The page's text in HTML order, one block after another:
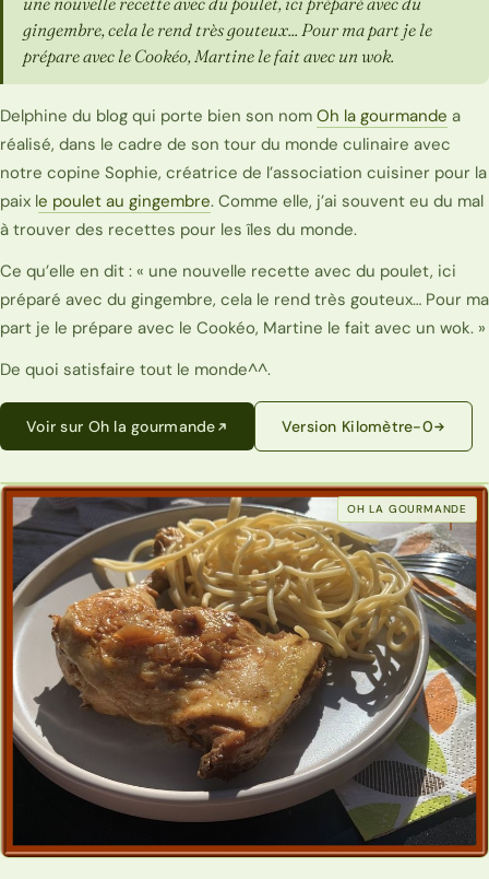
gingembre, cela le rend très gouteux... Pour ma part je le
prépare avec le Cookéo, Martine le fait avec un wok.
Delphine du blog qui porte bien son nom Oh la gourmande a
réalisé, dans le cadre de son tour du monde culinaire avec
notre copine Sophie, créatrice de l’association cuisiner pour la
paix le poulet au gingembre. Comme elle, j’ai souvent eu du mal
à trouver des recettes pour les îles du monde.
Ce qu’elle en dit : « une nouvelle recette avec du poulet, ici
préparé avec du gingembre, cela le rend très gouteux… Pour ma
part je le prépare avec le Cookéo, Martine le fait avec un wok. »
De quoi satisfaire tout le monde^^.
Voir sur Oh la gourmande Version Kilomètre-0
OH LA GOURMANDE